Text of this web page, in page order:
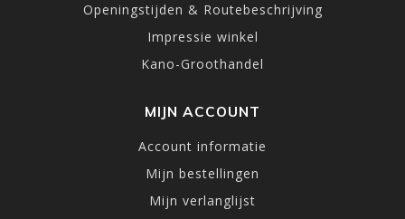
Openingstijden & Routebeschrijving
Impressie winkel
Kano-Groothandel
MIJN ACCOUNT
Account informatie
Mijn bestellingen
Mijn verlanglijst